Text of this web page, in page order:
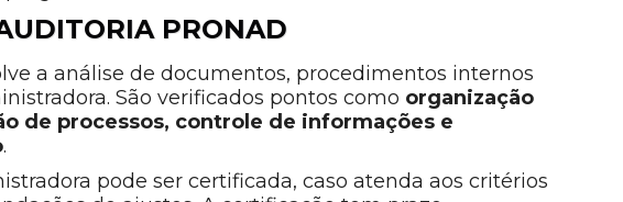
PRONAD
a análise de documentos, procedimentos internos
São verificados pontos como organização
de processos, controle de informações e
.
pode ser certificada, caso atenda aos critérios